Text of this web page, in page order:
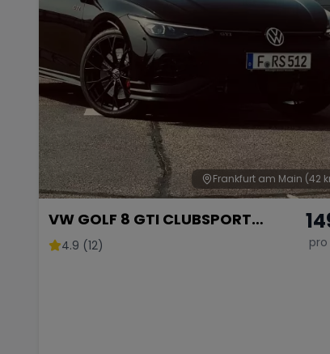
Frankfurt am Main (42
VW GOLF 8 GTI CLUBSPORT
AKRAPOVIC
4.9 (12)